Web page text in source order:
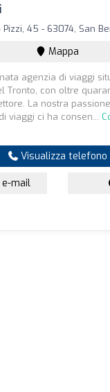
45 - 63074, San
Mappa
agenzia di viaggi
Tronto, con oltre
La nostra
viaggi ci ha consen...
Visualizza telefono
mail